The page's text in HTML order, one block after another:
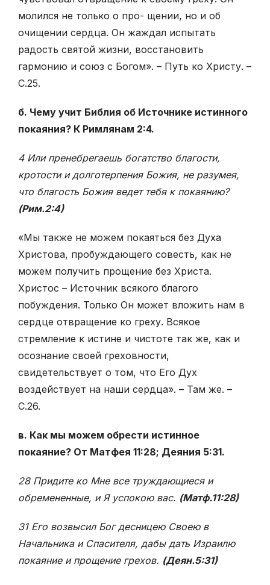
молился не только о про- щении, но и об
очищении сердца. Он жаждал испытать
радость святой жизни, восстановить
гармонию и союз с Богом». – Путь ко Христу. –
С.25.
б. Чему учит Библия об Источнике истинного
покаяния? К Римлянам 2:4.
4 Или пренебрегаешь богатство благости,
кротости и долготерпения Божия, не разумея,
что благость Божия ведет тебя к покаянию?
(Рим.2:4)
«Мы также не можем покаяться без Духа
Христова, пробуждающего совесть, как не
можем получить прощение без Христа.
Христос – Источник всякого благого
побуждения. Только Он может вложить нам в
сердце отвращение ко греху. Всякое
стремление к истине и чистоте так же, как и
осознание своей греховности,
свидетельствует о том, что Его Дух
воздействует на наши сердца». – Там же. –
С.26.
в. Как мы можем обрести истинное
покаяние? От Матфея 11:28; Деяния 5:31.
28 Придите ко Мне все труждающиеся и
обремененные, и Я успокою вас. (Матф.11:28)
31 Его возвысил Бог десницею Своею в
Начальника и Спасителя, дабы дать Израилю
покаяние и прощение грехов. (Деян.5:31)